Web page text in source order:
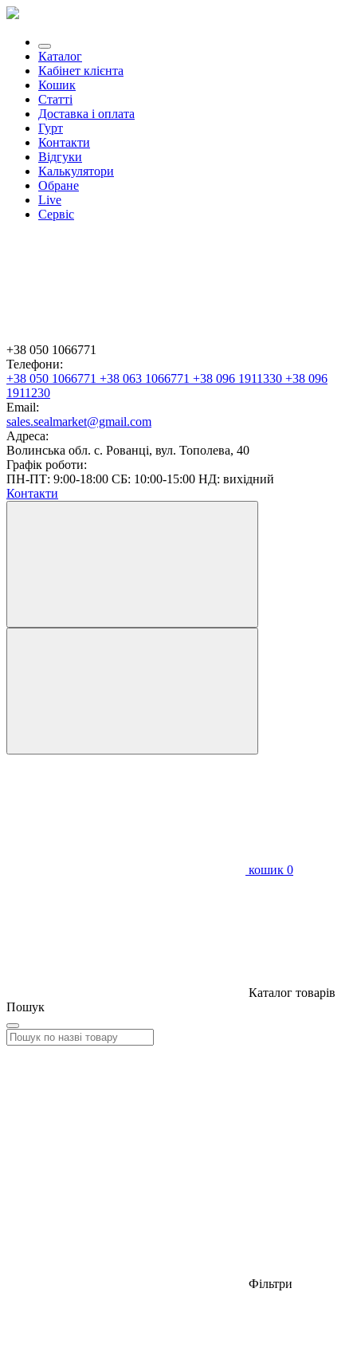
Каталог
Кабінет клієнта
Кошик
Статті
Доставка і оплата
Гурт
Контакти
Відгуки
Калькулятори
Обране
Live
Сервіс
+38 050 1066771
Телефони:
+38 050 1066771 +38 063 1066771 +38 096 1911330 +38 096
1911230
Email:
sales.sealmarket@gmail.com
Адреса:
Волинська обл. с. Рованці, вул. Тополева, 40
Графік роботи:
ПН-ПТ: 9:00-18:00 СБ: 10:00-15:00 НД: вихідний
Контакти
кошик 0
Каталог товарів
Пошук
Фільтри